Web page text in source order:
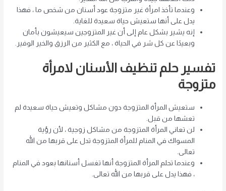
وعندما تأخذ امرأة غير متزوجة عود أسنان من شخص ما ، فهذا
يدل على أنها ستعيش حياة سعيدة للغاية.
إنه يشير بشكل عام إلى أن غير المتزوجين سيعيشون بأمان
وبعيدًا عن كل شر في الحياة ، مع الكثير من الرزق والخير الوفير.
تفسير حلم تنظيف الأسنان لامرأة
متزوجة
ستعيش المرأة المتزوجة دون مشاكل وتعيش حياة سعيدة لم
تعشها من قبل.
لن تعاني المرأة المتزوجة من مشاكل زوجية ، لأن رؤية
المسواك في المنام للمرأة المتزوجة تدل على قربها من الله
تعالى.
وعندما تحلم المرأة المتزوجة أنها تغسل أسنانها بعود في المنام
، فهذا يدل على قربها من الله تعالى.